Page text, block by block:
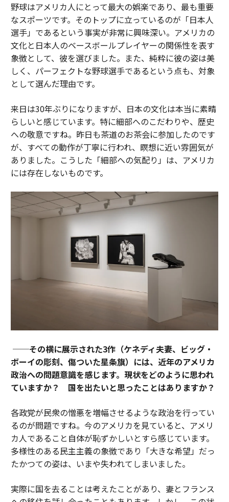
野球はアメリカ人にとって最大の娯楽であり、最も重要
なスポーツです。そのトップに立っているのが「日本人
選手」であるという事実が非常に興味深い。アメリカの
文化と日本人のベースボールプレイヤーの関係性を表す
象徴として、彼を選びました。また、純粋に彼の姿は美
しく、パーフェクトな野球選手であるという点も、対象
として選んだ理由です。
来日は30年ぶりになりますが、日本の文化は本当に素晴
らしいと感じています。特に細部へのこだわりや、歴史
への敬意ですね。昨日も茶道のお茶会に参加したのです
が、すべての動作が丁寧に行われ、瞑想に近い雰囲気が
ありました。こうした「細部への気配り」は、アメリカ
には存在しないものです。
──その横に展示された3作（ケネディ夫妻、ビッグ・
ボーイの彫刻、傷ついた星条旗）には、近年のアメリカ
政治への問題意識を感じます。現状をどのように思われ
ていますか？ 国を出たいと思ったことはありますか？
各政党が民衆の憎悪を増幅させるような政治を行ってい
るのが問題ですね。今のアメリカを見ていると、アメリ
カ人であること自体が恥ずかしいとすら感じています。
多様性のある民主主義の象徴であり「大きな希望」だっ
たかつての姿は、いまや失われてしまいました。
実際に国を去ることは考えたことがあり、妻とフランス